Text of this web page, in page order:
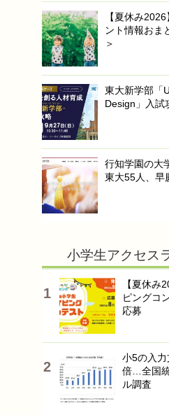
【夏休み
ント情報おま
＞
東大新学部「
Design」入試
行知学園の大
東大55人、早
小学生アクセス
【夏休み
ピングコ
応募
小5の入
倍…全国
ル調査